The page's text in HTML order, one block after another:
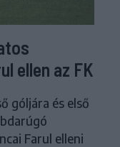
ellen az FK
góljára és első
Farul elleni